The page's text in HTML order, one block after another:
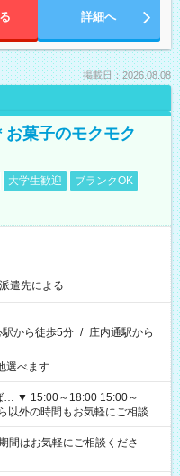
詳細へ
掲載日：2026.08.08
お菓子のモクモク
大学生歓迎
ブランクOK
遣先による
駅から徒歩5分 / 庄内通駅から
選べます
はお気軽にご相談くださ